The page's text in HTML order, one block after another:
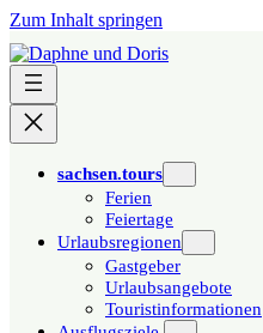
Zum Inhalt springen
sachsen.tours
Ferien
Feiertage
Urlaubsregionen
Gastgeber
Urlaubsangebote
Touristinformationen